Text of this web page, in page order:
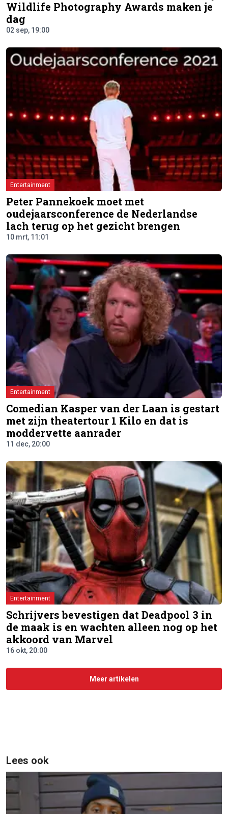
Wildlife Photography Awards maken je
dag
02 sep, 19:00
Entertainment
Peter Pannekoek moet met
oudejaarsconference de Nederlandse
lach terug op het gezicht brengen
10 mrt, 11:01
Entertainment
Comedian Kasper van der Laan is gestart
met zijn theatertour 1 Kilo en dat is
moddervette aanrader
11 dec, 20:00
Entertainment
Schrijvers bevestigen dat Deadpool 3 in
de maak is en wachten alleen nog op het
akkoord van Marvel
16 okt, 20:00
Meer artikelen
Lees ook